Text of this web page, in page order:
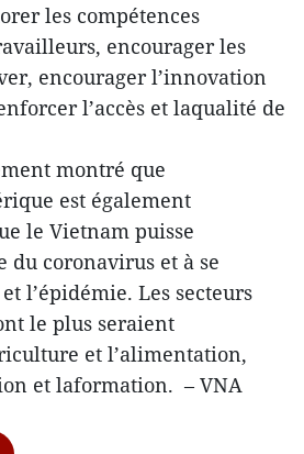
les compétences
encourager les
encourager l’innovation
l’accès et laqualité de
montré que
est également
le Vietnam puisse
du coronavirus et à se
l’épidémie. Les secteurs
le plus seraient
et l’alimentation,
et laformation. – VNA